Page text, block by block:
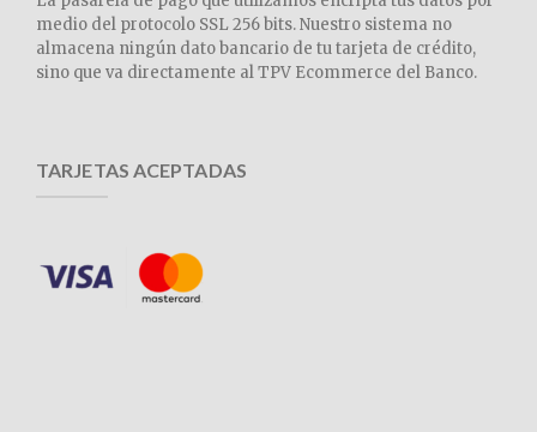
medio del protocolo SSL 256 bits. Nuestro sistema no
almacena ningún dato bancario de tu tarjeta de crédito,
sino que va directamente al TPV Ecommerce del Banco.
TARJETAS ACEPTADAS